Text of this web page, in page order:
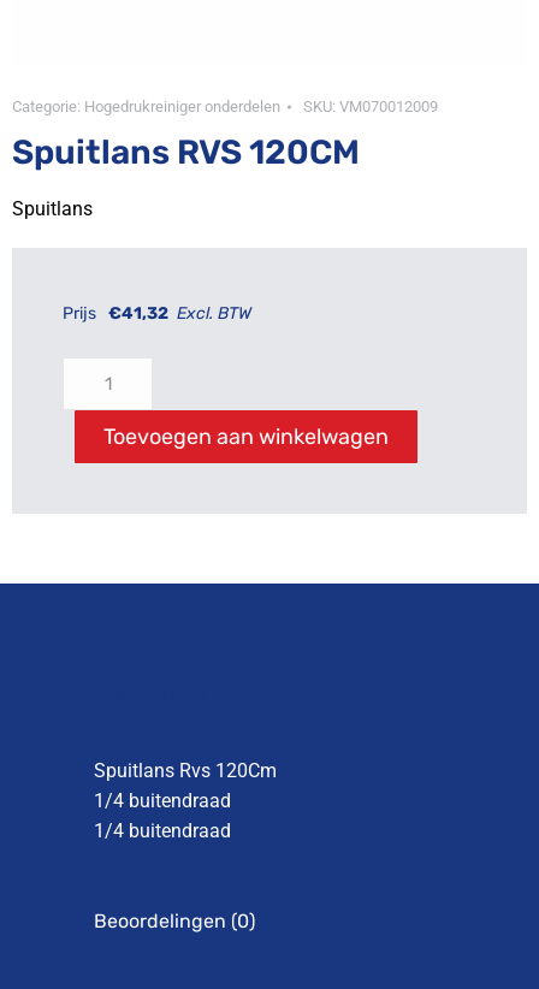
Categorie: Hogedrukreiniger onderdelen SKU: VM070012009
Spuitlans RVS 120CM
Spuitlans
Prijs €41,32 Excl. BTW
Toevoegen aan winkelwagen
Spuitlans Rvs 120Cm
1/4 buitendraad
1/4 buitendraad
Beoordelingen (0)